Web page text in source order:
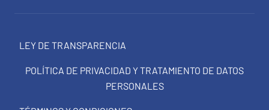
LEY DE TRANSPARENCIA
POLÍTICA DE PRIVACIDAD Y TRATAMIENTO DE DATOS
PERSONALES